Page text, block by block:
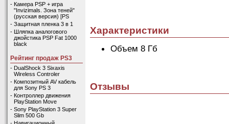
- Камера PSP + игра
"Invizimals. Зона теней"
(русская версия) [PS
- Защитная пленка 3 в 1
- Шляпка аналогового
джойстика PSP Fat 1000
black
Рейтинг продаж PS3
- DualShock 3 Sixaxis
Wireless Controler
- Композитный AV кабель
для Sony PS 3
- Контроллер движения
PlayStation Move
- Sony PlayStation 3 Super
Slim 500 Gb
Характеристики
Объем 8 Гб
Отзывы